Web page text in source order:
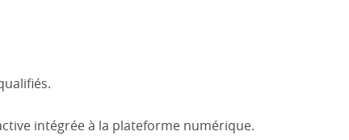
intégrée à la plateforme numérique.